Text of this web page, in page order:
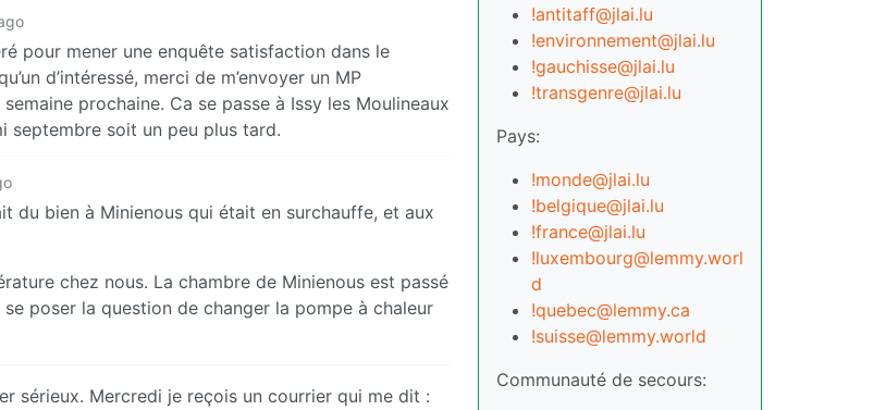
pour mener une enquête satisfaction dans le
d’intéressé, merci de m’envoyer un MP
prochaine. Ca se passe à Issy les Moulineaux
septembre soit un peu plus tard.
du bien à Minienous qui était en surchauffe, et aux
chez nous. La chambre de Minienous est passé
se poser la question de changer la pompe à chaleur
sérieux. Mercredi je reçois un courrier qui me dit :
!antitaff@jlai.lu
!environnement@jlai.lu
!gauchisse@jlai.lu
!transgenre@jlai.lu
Pays:
!monde@jlai.lu
!belgique@jlai.lu
!france@jlai.lu
!luxembourg@lemmy.worl
d
!quebec@lemmy.ca
!suisse@lemmy.world
Communauté de secours: